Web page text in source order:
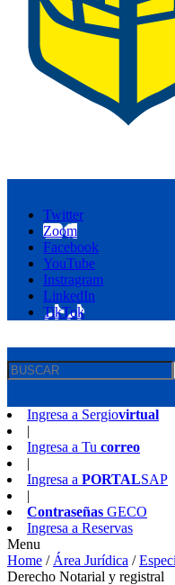
Twitter
Zoom
Facebook
YouTube
Instragram
LinkedIn
TikTok
Ingresa a Sergiovirtual
|
Ingresa a Tu correo
|
Ingresa a PORTALSAP
|
Contraseñas GECO
Ingresa a Reservas
Menu
Home / Área Jurídica /
Derecho Notarial y registral